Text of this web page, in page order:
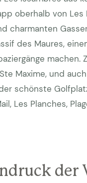
oberhalb von
charmanten
des Maures,
Maxime, und
schönste
Les Planches,
der